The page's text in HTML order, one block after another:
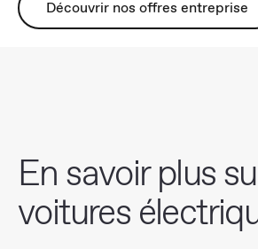
Découvrir nos offres entreprise
En savoir plus
voitures